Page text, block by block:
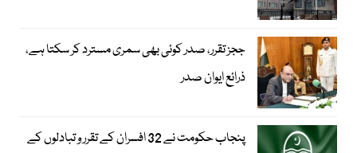
ججز تقرر، صدر کوئی بھی سمری مسترد کر سکتا ہے،
ذرائع ایوان صدر
پنجاب حکومت نے 32 افسران کے تقرر و تبادلوں کے